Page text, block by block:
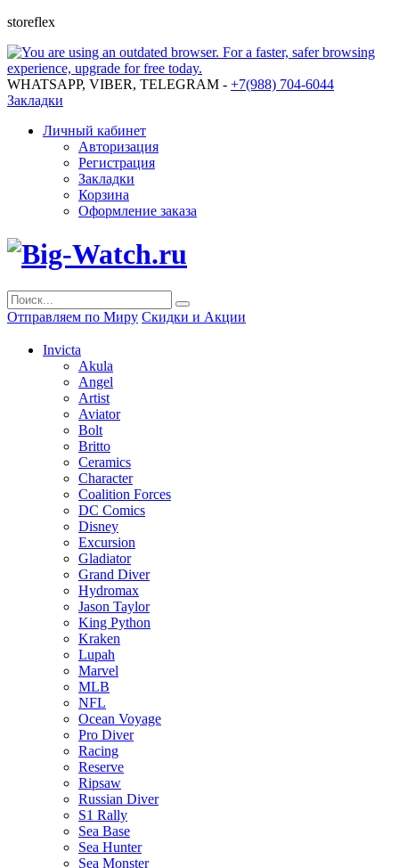
storeflex
WHATSAPP, VIBER, TELEGRAM - +7(988) 704-6044
Закладки
Личный кабинет
Авторизация
Регистрация
Закладки
Корзина
Оформление заказа
Отправляем по Миру Скидки и Акции
Invicta
Akula
Angel
Artist
Aviator
Bolt
Britto
Ceramics
Character
Coalition Forces
DC Comics
Disney
Excursion
Gladiator
Grand Diver
Hydromax
Jason Taylor
King Python
Kraken
Lupah
Marvel
MLB
NFL
Ocean Voyage
Pro Diver
Racing
Reserve
Ripsaw
Russian Diver
S1 Rally
Sea Base
Sea Hunter
Sea Monster